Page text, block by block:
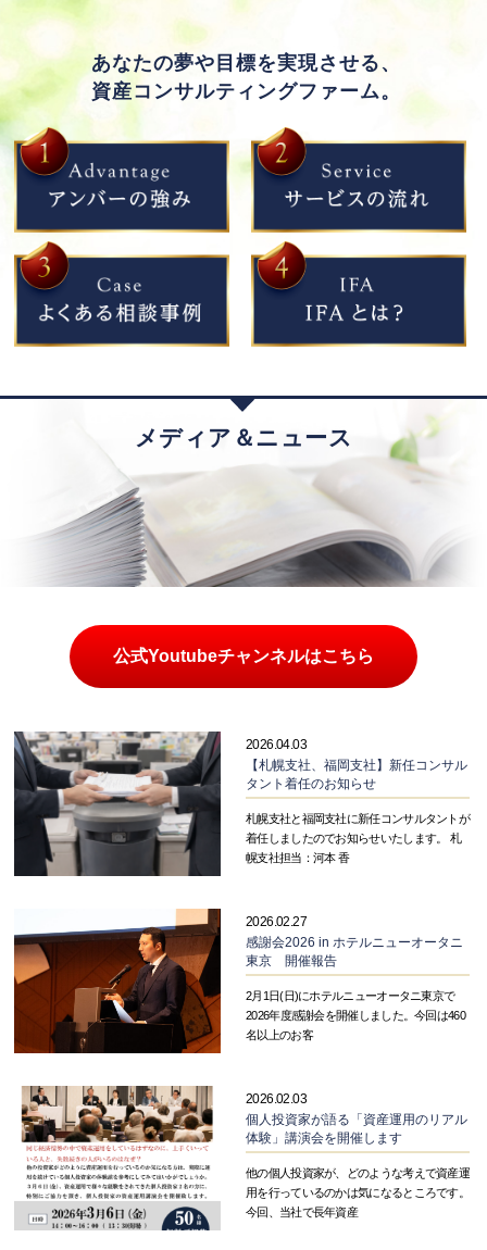
あなたの夢や目標を実現させる、
資産コンサルティングファーム。
メディア＆ニュース
公式Youtubeチャンネルはこちら
2026.04.03
【札幌支社、福岡支社】新任コンサル
タント着任のお知らせ
札幌支社と福岡支社に新任コンサルタントが
着任しましたのでお知らせいたします。 札
幌支社担当：河本 香
2026.02.27
感謝会2026 in ホテルニューオータニ
東京 開催報告
2月1日(日)にホテルニューオータニ東京で
2026年度感謝会を開催しました。今回は460
名以上のお客
2026.02.03
個人投資家が語る「資産運用のリアル
体験」講演会を開催します
他の個人投資家が、どのような考えで資産運
用を行っているのかは気になるところです。
今回、当社で長年資産